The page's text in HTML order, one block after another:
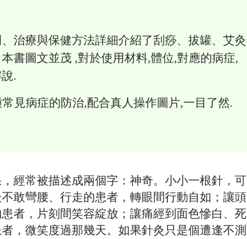
治療與保健方法詳細介紹了刮痧、拔罐、艾灸
書圖文並茂 ,對於使用材料,體位,對應的病症,
.
見病症的防治,配合真人操作圖片,一目了然.
經常被描述成兩個字：神奇。小小一根針，可
敢彎腰、行走的患者，轉眼間行動自如；讓頭
者，片刻間笑容綻放；讓痛經到面色慘白、死
，微笑度過那幾天。如果針灸只是個遭逢不測